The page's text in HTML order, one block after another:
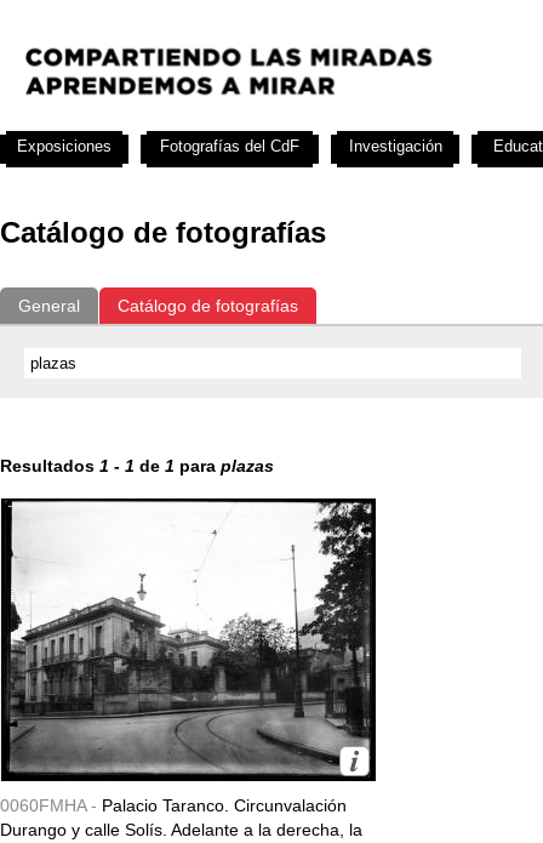
Catálogo de fotografías
General Catálogo de fotografías
Resultados 1 - 1 de 1 para plazas
0060FMHA - Palacio Taranco. Circunvalación
Durango y calle Solís. Adelante a la derecha, la
Exposiciones Fotografías del CdF Investigación